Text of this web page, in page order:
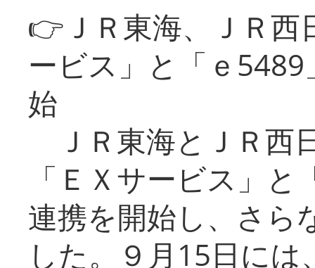
👉ＪＲ東海、ＪＲ
ービス」と「ｅ
始
ＪＲ東海とＪＲ西
「ＥＸサービス」
連携を開始し、さら
した。９月15日に